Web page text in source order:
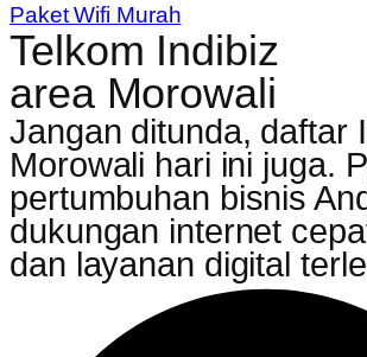
Paket Wifi Murah
Telkom Indibiz
area Morowali
Jangan ditunda, daftar
Morowali hari ini juga.
pertumbuhan bisnis
dukungan internet
dan layanan digital